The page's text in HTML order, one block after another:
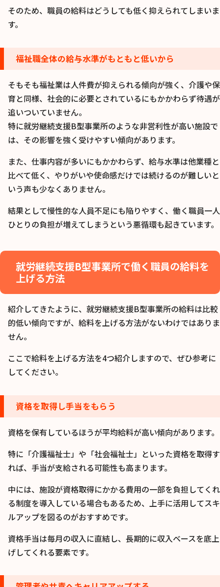
そのため、職員の給料はどうしても低く抑えられてしまいま
す。
福祉職全体の給与水準がもともと低いから
そもそも福祉業は人件費が抑えられる傾向が強く、介護や保
育と同様、社会的に必要とされているにもかかわらず待遇が
追いついていません。
特に就労継続支援B型事業所のような非営利性が高い施設で
は、その影響を強く受けやすい傾向があります。
また、仕事内容が多いにもかかわらず、給与水準は他業種と
比べて低く、やりがいや使命感だけでは続けるのが難しいと
いう声も少なくありません。
結果として慢性的な人員不足にも陥りやすく、働く職員一人
ひとりの負担が増えてしまうという悪循環も起きています。
就労継続支援B型事業所で働く職員の給料を
上げる方法
紹介してきたように、就労継続支援B型事業所の給料は比較
的低い傾向ですが、給料を上げる方法がないわけではありま
せん。
ここで給料を上げる方法を4つ紹介しますので、ぜひ参考に
してください。
資格を取得し手当をもらう
資格を保有しているほうが平均給料が高い傾向があります。
特に「介護福祉士」や「社会福祉士」といった資格を取得す
れば、手当が支給される可能性も高まります。
中には、施設が資格取得にかかる費用の一部を負担してくれ
る制度を導入している場合もあるため、上手に活用してスキ
ルアップを図るのがおすすめです。
資格手当は毎月の収入に直結し、長期的に収入ベースを底上
げしてくれる要素です。